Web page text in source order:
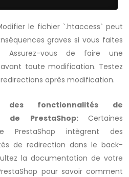
le fichier `.htaccess` peut
graves si vous faites
Assurez-vous de faire une
toute modification. Testez
après modification.
des fonctionnalités de
de PrestaShop: Certaines
PrestaShop intègrent des
de redirection dans le back-
la documentation de votre
pour savoir comment